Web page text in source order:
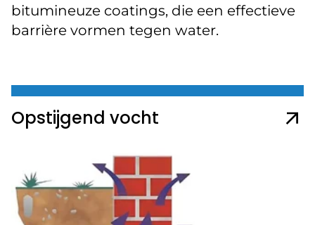
bitumineuze coatings, die een effectieve
barrière vormen tegen water.
Opstijgend vocht